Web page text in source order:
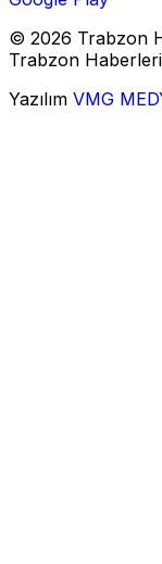
© 2026 Trabzon
Trabzon Haberleri
Yazılım VMG